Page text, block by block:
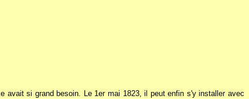
avait si grand besoin. Le 1er mai 1823, il peut enfin s'y installer avec